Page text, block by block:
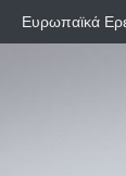
Ευρωπαϊκά